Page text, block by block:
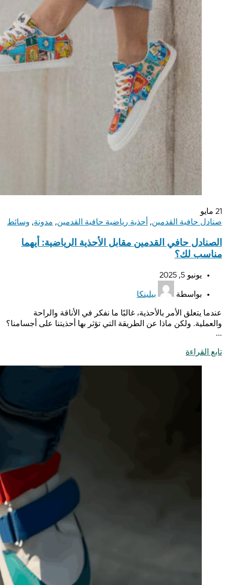
21 مايو
صنادل حافية القدمين, أحذية رياضية حافية القدمين, مدونة, وسائط
الصنادل حافي القدمين مقابل الأحذية الرياضية: أيهما
مناسب لك؟
يونيو 5, 2025
بواسطة بيلينكا
عندما يتعلق الأمر بالأحذية، غالبًا ما نفكر في الأناقة والراحة
والعملية. ولكن ماذا عن الطريقة التي تؤثر بها أحذيتنا على أجسامنا؟
...
تابع القراءة